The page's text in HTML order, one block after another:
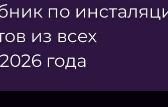
по
из всех
года